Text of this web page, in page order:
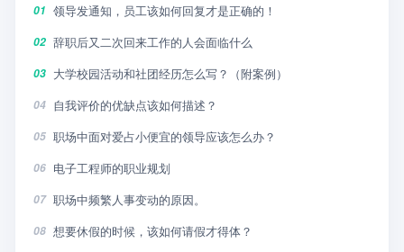
01 领导发通知，员工该如何回复才是正确的！
02 辞职后又二次回来工作的人会面临什么
03 大学校园活动和社团经历怎么写？（附案例）
04 自我评价的优缺点该如何描述？
05 职场中面对爱占小便宜的领导应该怎么办？
06 电子工程师的职业规划
07 职场中频繁人事变动的原因。
08 想要休假的时候，该如何请假才得体？